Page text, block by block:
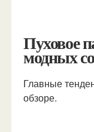
Пуховое
модных
Главные
обзоре.